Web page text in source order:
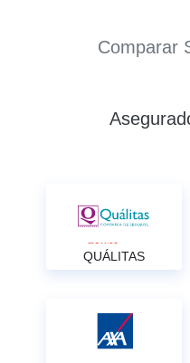
Comparar
QUÁLITAS